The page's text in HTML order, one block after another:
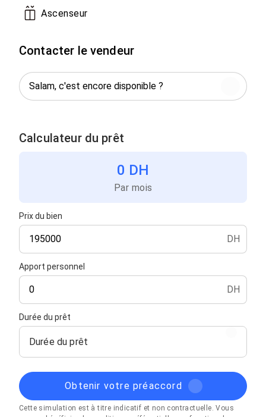
Ascenseur
Contacter le vendeur
Calculateur du prêt
Prix du bien
DH
Apport personnel
DH
Durée du prêt
Durée du prêt
0 DH
Par mois
Obtenir votre préaccord
Cette simulation est à titre indicatif et non contractuelle. Vous